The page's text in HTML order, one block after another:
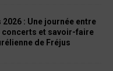
: Une journée entre
concerts et savoir-faire
de Fréjus